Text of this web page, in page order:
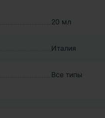
20 мл
Италия
Все типы